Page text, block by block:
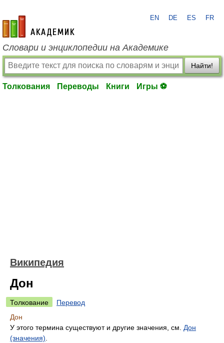
academic.ru
EN DE ES FR
Словари и энциклопедии на Академике
Найти!
Толкования Переводы Книги Игры ⚽
Википедия
Дон
Толкование
Перевод
Дон
У этого термина существуют и другие значения, см. Дон
(значения)